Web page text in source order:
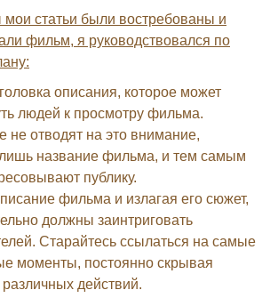
мои статьи были востребованы и
фильм, я руководствовался по
описания, которое может
людей к просмотру фильма.
не отводят на это внимание,
название фильма, и тем самым
публику.
фильма и излагая его сюжет,
должны заинтриговать
Старайтесь ссылаться на самые
моменты, постоянно скрывая
различных действий.